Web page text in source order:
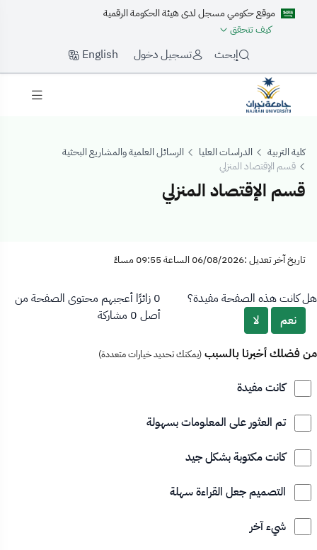
موقع حكومي مسجل لدى هيئة الحكومة الرقمية
كيف تتحقق
إبحث تسجيل دخول English
كلية التربية الدراسات العليا
الرسائل العلمية والمشاريع البحثية
قسم الإقتصاد المنزلي
قسم الإقتصاد المنزلي
قسم الإقتصاد
تاريخ آخر تعديل :06/08/2026 الساعة 09:55 مساءً
هل كانت هذه الصفحة مفيدة؟
نعم
لا
0 زائرًا أعجبهم محتوى الصفحة من
أصل 0 مشاركة
من فضلك أخبرنا بالسبب (يمكنك تحديد خيارات متعددة)
كانت مفيدة
تم العثور على المعلومات بسهولة
كانت مكتوبة بشكل جيد
التصميم جعل القراءة سهلة
شيء آخر